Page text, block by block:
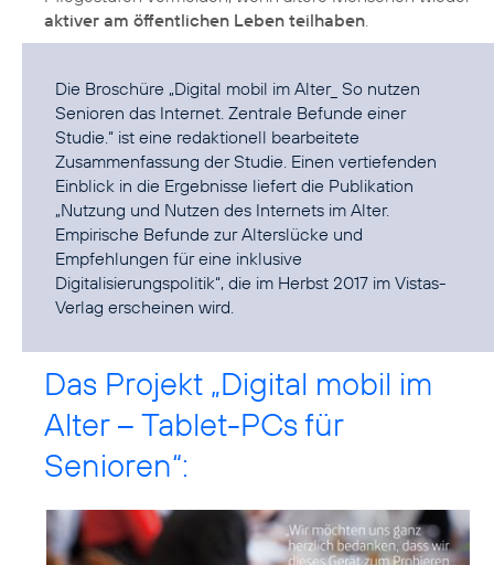
aktiver am öffentlichen Leben teilhaben.
Die Broschüre „Digital mobil im Alter_ So nutzen
Senioren das Internet. Zentrale Befunde einer
Studie.“ ist eine redaktionell bearbeitete
Zusammenfassung der Studie. Einen vertiefenden
Einblick in die Ergebnisse liefert die Publikation
„Nutzung und Nutzen des Internets im Alter.
Empirische Befunde zur Alterslücke und
Empfehlungen für eine inklusive
Digitalisierungspolitik“, die im Herbst 2017 im Vistas-
Verlag erscheinen wird.
Das Projekt „Digital mobil im
Alter – Tablet-PCs für
Senioren“: